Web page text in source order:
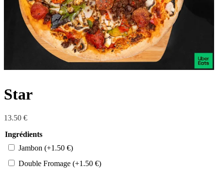
Star
13.50 €
Ingrédients
Jambon (+1.50 €)
Double Fromage (+1.50 €)